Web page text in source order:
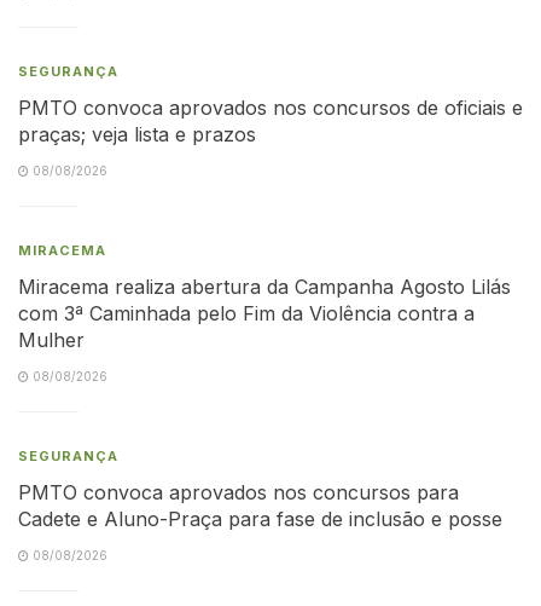
SEGURANÇA
PMTO convoca aprovados nos concursos de oficiais e
praças; veja lista e prazos
08/08/2026
MIRACEMA
Miracema realiza abertura da Campanha Agosto Lilás
com 3ª Caminhada pelo Fim da Violência contra a
Mulher
08/08/2026
SEGURANÇA
PMTO convoca aprovados nos concursos para
Cadete e Aluno-Praça para fase de inclusão e posse
08/08/2026